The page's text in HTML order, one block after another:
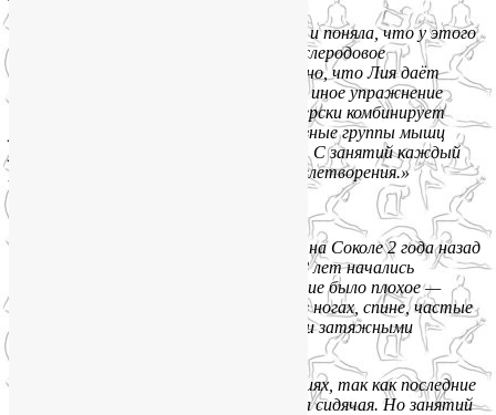
«Пришла к Лие во время беременности и поняла, что у этого
супер-профессионала останусь и на послеродовое
восстановление, и далее. Для меня важно, что Лия даёт
теоритическую базу о том, как то или иное упражнение
влияет на тело и не только. Лия мастерски комбинирует
упражнения в таком формате, что разные группы мышц
успевают и поработать, и отдохнуть. С занятий каждый
раз ухожу с чувством настоящего удовлетворения.»
«Мне 50 лет, пришла на занятия йогой на Соколе 2 года назад
по совету хорошей приятельницы. В 48 лет начались
проблемы со здоровьем, общее состояние было плохое —
сонливость, усталость, апатия, боли в ногах, спине, частые
простудные заболевания, которые были затяжными
Сначала, было очень тяжело на занятиях, так как последние
8 лет было минимум движения, работа сидячая. Но занятий